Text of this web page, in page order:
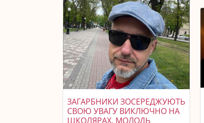
ЗАГАРБНИКИ ЗОСЕРЕДЖУЮТЬ
СВОЮ УВАГУ ВИКЛЮЧНО НА
ШКОЛЯРАХ. МОЛОДЬ